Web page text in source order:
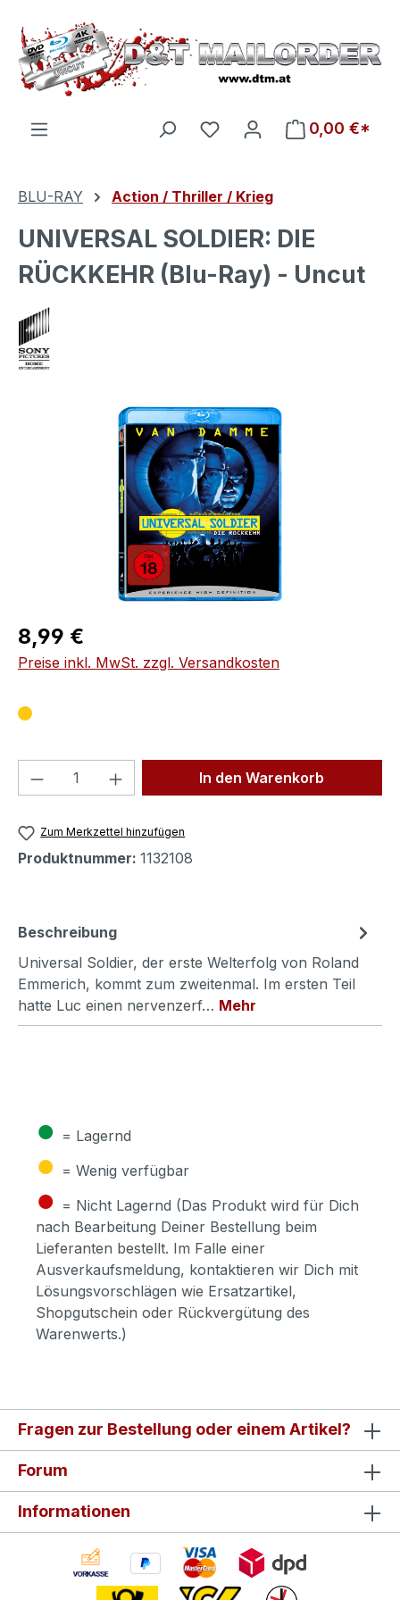
Zum Hauptinhalt springen
Du hast 0 Produkte auf
0,00 €*
BLU-RAY Action / Thriller / Krieg
UNIVERSAL SOLDIER: DIE
RÜCKKEHR (Blu-Ray) - Uncut
Bildergalerie überspringen
Regulärer Preis:
8,99 €
Preise inkl. MwSt. zzgl. Versandkosten
Produkt Anzahl: Gib denIn den Warenkorb
Zum Merkzettel hinzufügen
Produktnummer: 1132108
Beschreibung
Universal Soldier, der erste Welterfolg von Roland
Emmerich, kommt zum zweitenmal. Im ersten Teil
hatte Luc einen nervenzerf… Mehr
● = Lagernd
● = Wenig verfügbar
● = Nicht Lagernd (Das Produkt wird für Dich
nach Bearbeitung Deiner Bestellung beim
Lieferanten bestellt. Im Falle einer
Ausverkaufsmeldung, kontaktieren wir Dich mit
Lösungsvorschlägen wie Ersatzartikel,
Shopgutschein oder Rückvergütung des
Warenwerts.)
Fragen zur Bestellung oder einem Artikel?
Forum
Informationen